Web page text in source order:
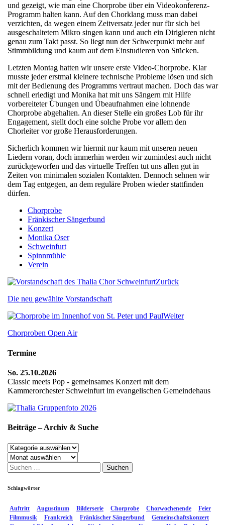
und gezeigt, wie man eine Chorprobe über ein Videokonferenz-
Programm halten kann. Auf den Chorklang muss man dabei
verzichten, da wegen einem Zeitversatz jeder nur für sich bei
ausgeschaltetem Mikro singen kann und auch ein Dirigieren nicht
genau zum Takt passt. So liegt nun der Schwerpunkt mehr auf
Stimmbildung und kaum auf dem Einstudieren von Stücken.
Letzten Montag hatten wir unsere erste Video-Chorprobe. Klar
musste jeder erstmal kleinere technische Probleme lösen und sich
mit der Bedienung des Programms vertraut machen. Doch das war
schnell erledigt und Monika hat mit uns Sängern mit Hilfe
vorbereiteter Übungen und Übeaufnahmen eine lohnende
Chorprobe abgehalten. An dieser Stelle ein großes Lob für ihr
Engagement, stellt doch eine solche Probe vor allem den
Chorleiter vor große Herausforderungen.
Sicherlich kommen wir hiermit nur kaum mit unseren neuen
Liedern voran, doch immerhin werden wir zumindest auch nicht
zurückgeworfen und das virtuelle Treffen tut uns allen gut in
Zeiten von minimalen sozialen Kontakten. Dennoch sehnen wir
dem Tag entgegen, an dem reguläre Proben wieder stattfinden
dürfen.
Chorprobe
Fränkischer Sängerbund
Konzert
Monika Oser
Schweinfurt
Spinnmühle
Verein
Zurück
Die neu gewählte Vorstandschaft
Weiter
Chorproben Open Air
Termine
So. 25.10.2026
Classic meets Pop - gemeinsames Konzert mit dem
Kammerorchester Schweinfurt im evangelischen Gemeindehaus
Beiträge – Archiv & Suche
Beiträge
–
Archiv
&
Archiv
Suchen
nach:
Schlagwörter
Auftritt Augustinum Bilderserie Chorprobe Chorwochenende
Feier
Filmmusik
Frankreich Fränkischer Sängerbund
Gemeinschaftskonzert